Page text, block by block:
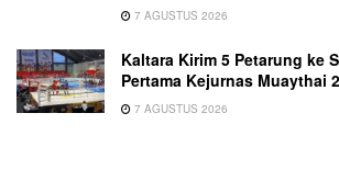
7 AGUSTUS 2026
Kaltara Kirim 5 Petarung ke
Pertama Kejurnas Muaythai
7 AGUSTUS 2026